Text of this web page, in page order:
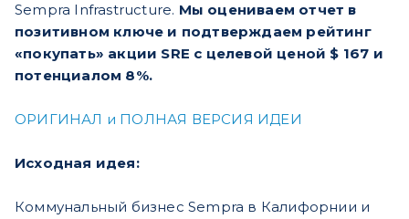
Sempra Infrastructure. Мы оцениваем отчет в
позитивном ключе и подтверждаем рейтинг
«покупать» акции SRE с целевой ценой $ 167 и
потенциалом 8%.
ОРИГИНАЛ и ПОЛНАЯ ВЕРСИЯ ИДЕИ
Исходная идея:
Коммунальный бизнес Sempra в Калифорнии и